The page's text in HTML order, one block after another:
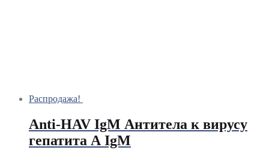
Распродажа!
Anti-HAV IgM Антитела к вирусу
гепатита А IgM